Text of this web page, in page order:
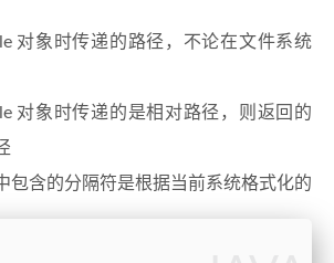
对象时传递的路径，不论在文件系统
对象时传递的是相对路径，则返回的
包含的分隔符是根据当前系统格式化的